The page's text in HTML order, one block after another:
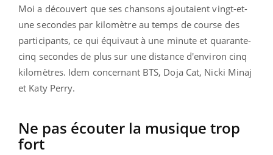
Moi a découvert que ses chansons ajoutaient vingt-et-
une secondes par kilomètre au temps de course des
participants, ce qui équivaut à une minute et quarante-
cinq secondes de plus sur une distance d'environ cinq
kilomètres. Idem concernant BTS, Doja Cat, Nicki Minaj
et Katy Perry.
Ne pas écouter la musique trop
fort